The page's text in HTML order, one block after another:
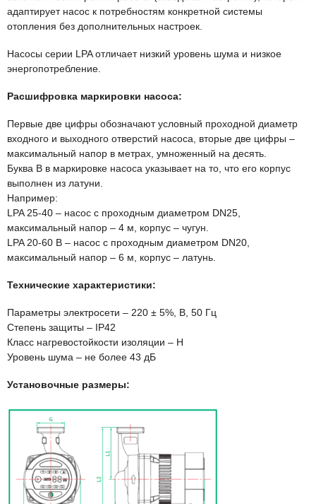
адаптирует насос к потребностям конкретной системы
отопления без дополнительных настроек.
Насосы серии LPA отличает низкий уровень шума и низкое
энергопотребление.
Расшифровка маркировки насоса:
Первые две цифры обозначают условный проходной диаметр
входного и выходного отверстий насоса, вторые две цифры –
максимальный напор в метрах, умноженный на десять.
Буква В в маркировке насоса указывает на то, что его корпус
выполнен из латуни.
Например:
LPA 25-40 – насос с проходным диаметром DN25,
максимальный напор – 4 м, корпус – чугун.
LPA 20-60 B – насос с проходным диаметром DN20,
максимальный напор – 6 м, корпус – латунь.
Технические характеристики:
Параметры электросети – 220 ± 5%, В, 50 Гц
Степень защиты – IP42
Класс нагревостойкости изоляции – Н
Уровень шума – не более 43 дБ
Установочные размеры: